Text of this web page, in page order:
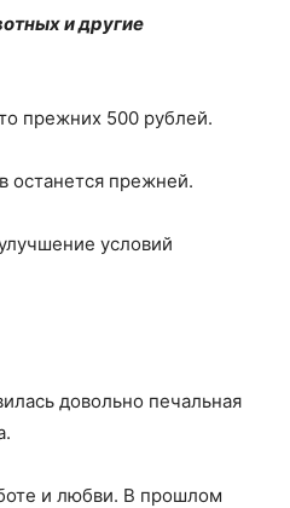
и другие
прежних 500 рублей.
останется прежней.
условий
довольно печальная
и любви. В прошлом